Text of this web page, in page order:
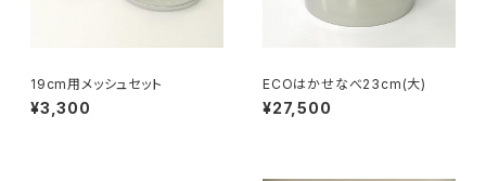
19cm用メッシュセット
¥3,300
ECOはかせなべ23cm(大)
¥27,500